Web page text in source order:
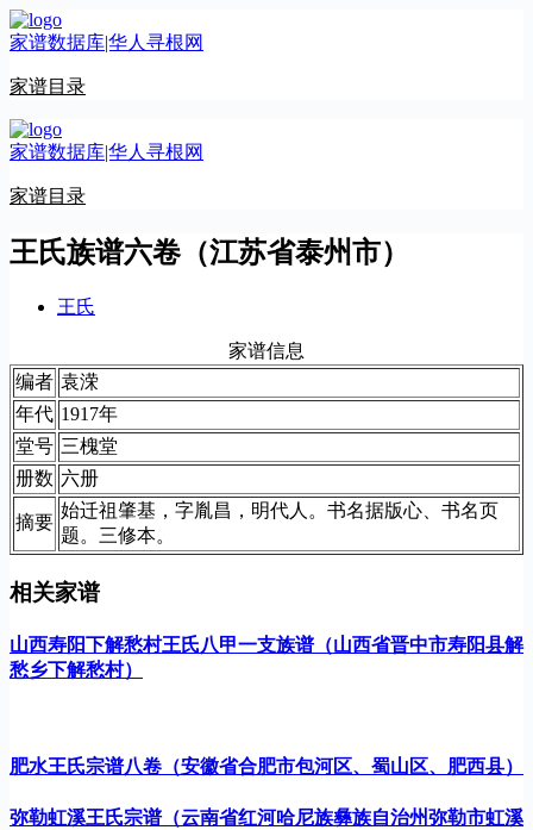
跳
至
容
家谱数据库|华人寻根网
家谱目录
家谱数据库|华人寻根网
家谱目录
王氏族谱六卷（江苏省泰州市）
王氏
家谱信息
编者 袁溁
年代 1917年
堂号 三槐堂
册数 六册
摘要
始迁祖肇基，字胤昌，明代人。书名据版心、书名页
题。三修本。
相关家谱
山西寿阳下解愁村王氏八甲一支族谱（山西省晋中市寿阳县解
愁乡下解愁村）
肥水王氏宗谱八卷（安徽省合肥市包河区、蜀山区、肥西县）
弥勒虹溪王氏宗谱（云南省红河哈尼族彝族自治州弥勒市虹溪